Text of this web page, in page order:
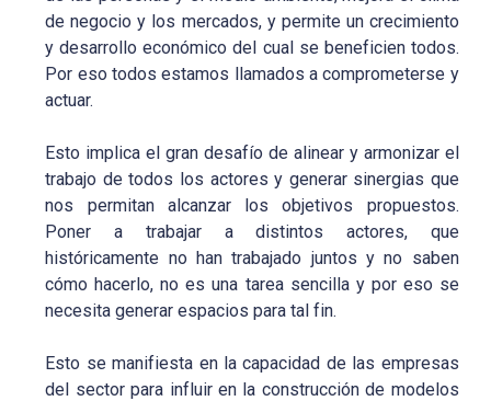
de negocio y los mercados, y permite un crecimiento
y desarrollo económico del cual se beneficien todos.
Por eso todos estamos llamados a comprometerse y
actuar.
Esto implica el gran desafío de alinear y armonizar el
trabajo de todos los actores y generar sinergias que
nos permitan alcanzar los objetivos propuestos.
Poner a trabajar a distintos actores, que
históricamente no han trabajado juntos y no saben
cómo hacerlo, no es una tarea sencilla y por eso se
necesita generar espacios para tal fin.
Esto se manifiesta en la capacidad de las empresas
del sector para influir en la construcción de modelos